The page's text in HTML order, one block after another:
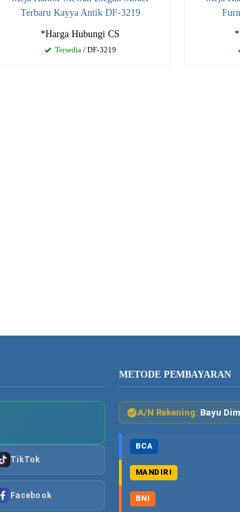
Terbaru Kayya Antik DF-3219
*Harga Hubungi CS
Tersedia/ DF-3219
TikTok
Facebook
METODE PEMBAYARAN
A/N Rekening: Bayu
BCA
MANDIRI
BNI